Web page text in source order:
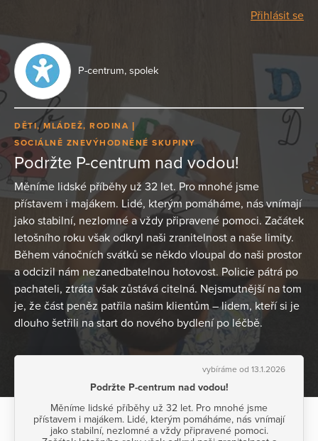
Přihlásit se
P-centrum, spolek
DĚTI, MLÁDEŽ, RODINA
SOCIÁLNĚ ZNEVÝHODNĚNÉ SKUPINY
Podržte P-centrum nad vodou!
Měníme lidské příběhy už 32 let. Pro mnohé jsme
přístavem i majákem. Lidé, kterým pomáháme, nás vnímají
jako stabilní, nezlomné a vždy připravené pomoci. Začátek
letošního roku však odkryl naši zranitelnost a naše limity.
Během vánočních svátků se někdo vloupal do naši prostor
a odcizil nám nezanedbatelnou hotovost. Policie pátrá po
pachateli, ztráta však zůstává citelná. Nejsmutnější na tom
je, že část peněz patřila našim klientům – lidem, kteří si je
dlouho šetřili na start do nového bydlení po léčbě.
vybíráme od 13.1.2026
Podržte P-centrum nad vodou!
Měníme lidské příběhy už 32 let. Pro mnohé jsme
přístavem i majákem. Lidé, kterým pomáháme, nás vnímají
jako stabilní, nezlomné a vždy připravené pomoci.